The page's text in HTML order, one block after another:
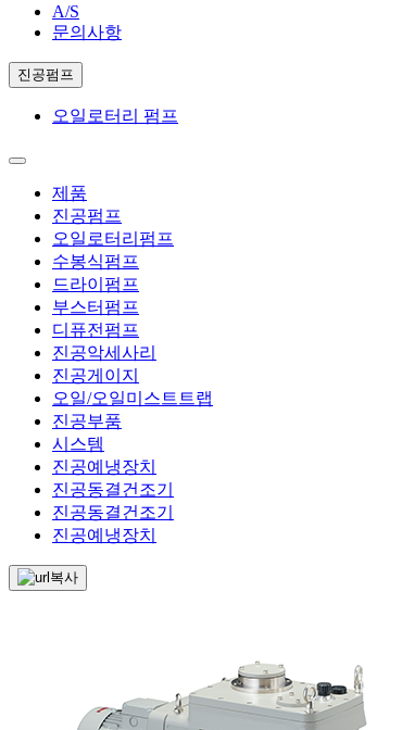
A/S
문의사항
진공펌프
오일로터리 펌프
제품
진공펌프
오일로터리펌프
수봉식펌프
드라이펌프
부스터펌프
디퓨전펌프
진공악세사리
진공게이지
오일/오일미스트트랩
진공부품
시스템
진공예냉장치
진공동결건조기
진공동결건조기
진공예냉장치